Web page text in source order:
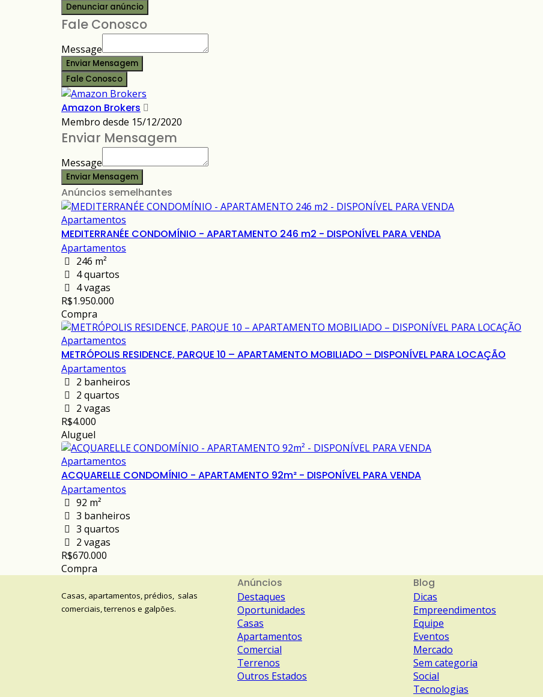
Denunciar anúncio
Fale Conosco
Message
Enviar Mensagem
Fale Conosco
Amazon Brokers
Membro desde 15/12/2020
Enviar Mensagem
Message
Enviar Mensagem
Anúncios semelhantes
Apartamentos
MEDITERRANÉE CONDOMÍNIO - APARTAMENTO 246 m2 - DISPONÍVEL PARA VENDA
Apartamentos
246 m²
4 quartos
4 vagas
R$1.950.000
Compra
Apartamentos
METRÓPOLIS RESIDENCE, PARQUE 10 – APARTAMENTO MOBILIADO – DISPONÍVEL PARA LOCAÇÃO
Apartamentos
2 banheiros
2 quartos
2 vagas
R$4.000
Aluguel
Apartamentos
ACQUARELLE CONDOMÍNIO - APARTAMENTO 92m² - DISPONÍVEL PARA VENDA
Apartamentos
92 m²
3 banheiros
3 quartos
2 vagas
R$670.000
Compra
Casas, apartamentos, prédios, salas
comerciais, terrenos e galpões.
Anúncios
Destaques
Oportunidades
Casas
Apartamentos
Comercial
Terrenos
Outros Estados
Blog
Dicas
Empreendimentos
Equipe
Eventos
Mercado
Sem categoria
Social
Tecnologias